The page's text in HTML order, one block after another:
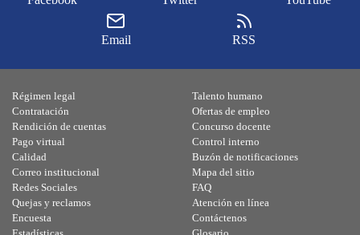
Email RSS
Régimen legal
Contratación
Rendición de cuentas
Pago virtual
Calidad
Talento humano
Ofertas de empleo
Concurso docente
Control interno
Buzón de notificaciones
Correo institucional
Redes Sociales
Quejas y reclamos
Encuesta
Mapa del sitio
FAQ
Atención en línea
Contáctenos